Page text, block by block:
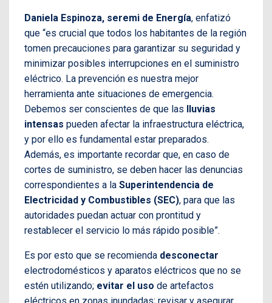
Daniela Espinoza, seremi de Energía, enfatizó
que “es crucial que todos los habitantes de la región
tomen precauciones para garantizar su seguridad y
minimizar posibles interrupciones en el suministro
eléctrico. La prevención es nuestra mejor
herramienta ante situaciones de emergencia.
Debemos ser conscientes de que las lluvias
intensas pueden afectar la infraestructura eléctrica,
y por ello es fundamental estar preparados.
Además, es importante recordar que, en caso de
cortes de suministro, se deben hacer las denuncias
correspondientes a la Superintendencia de
Electricidad y Combustibles (SEC), para que las
autoridades puedan actuar con prontitud y
restablecer el servicio lo más rápido posible”.
Es por esto que se recomienda desconectar
electrodomésticos y aparatos eléctricos que no se
estén utilizando; evitar el uso de artefactos